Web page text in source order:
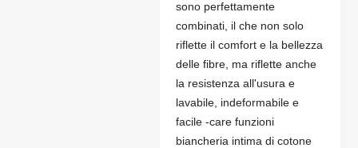
sono perfettamente
combinati, il che non solo
riflette il comfort e la bellezza
delle fibre, ma riflette anche
la resistenza all'usura e
lavabile, indeformabile e
facile -care funzioni
biancheria intima di cotone